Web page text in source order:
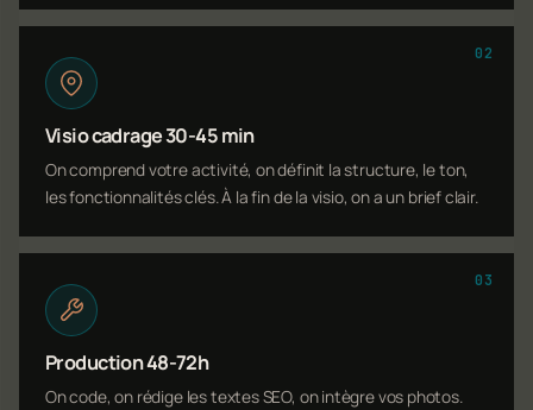
02
Visio cadrage 30-45 min
On comprend votre activité, on définit la structure, le ton,
les fonctionnalités clés. À la fin de la visio, on a un brief clair.
03
Production 48-72h
On code, on rédige les textes SEO, on intègre vos photos.